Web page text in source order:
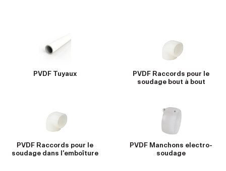
PVDF Tuyaux
PVDF Raccords pour le
soudage bout à bout
PVDF Raccords pour le
soudage dans l’emboîture
PVDF Manchons electro-
soudage